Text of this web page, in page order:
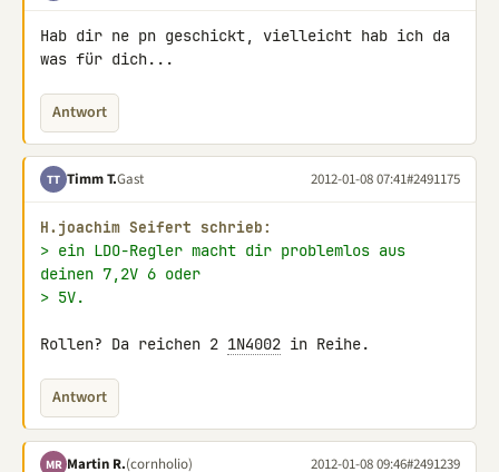
Hab dir ne pn geschickt, vielleicht hab ich da
was für dich...
Antwort
TT Timm T.Gast 2012-01-08 07:41#2491175
H.joachim Seifert schrieb:
> ein LDO-Regler macht dir problemlos aus
deinen 7,2V 6 oder
> 5V.
Rollen? Da reichen 2 1N4002 in Reihe.
Antwort
MR Martin R.(cornholio) 2012-01-08 09:46#2491239